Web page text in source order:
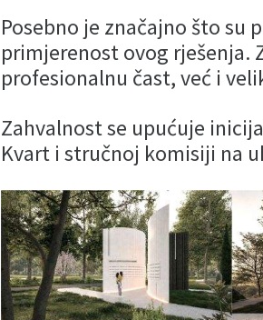
Posebno je značajno što su
primjerenost ovog rješenja.
profesionalnu čast, već i
Zahvalnost se upućuje
Kvart i stručnoj komisiji na